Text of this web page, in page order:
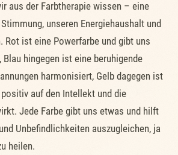
aus der Farbtherapie wissen – eine
unseren Energiehaushalt und
Rot ist eine Powerfarbe und gibt uns
Blau hingegen ist eine beruhigende
harmonisiert, Gelb dagegen ist
auf den Intellekt und die
Jede Farbe gibt uns etwas und hilft
Unbefindlichkeiten auszugleichen, ja
heilen.